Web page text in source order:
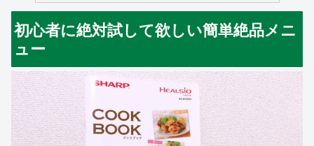
初心者に絶対試して欲しい簡単絶品メニ
ュー